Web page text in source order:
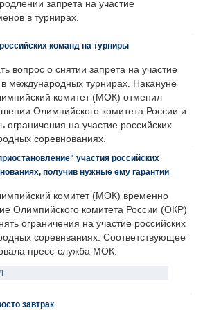
запрета на участие
в турнирах.
команд на турниры
вопрос о снятии запрета на участие
в международных турнирах. Накануне
комитет (МОК) отменил
Олимпийского комитета России и
ограничения на участие российских
соревнованиях.
участия российских
получив нужные ему гарантии
комитет (МОК) временно
Олимпийского комитета России (ОКР)
ограничения на участие российских
соревнваниях. Соответствующее
пресс-служба МОК.
завтрак